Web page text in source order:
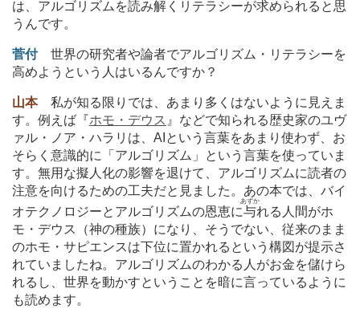
は、アルゴリズムを読み解くリテラシーが求められると思
うんです。
菅付世界の研究者や論者でアルゴリズム・リテラシーを
高めようという人はいるんですか？
山本私が知る限りでは、あまり多くはないように見えま
す。例えば『ホモ・デウス 』などで知られる歴史家のユヴ
ァル・ノア・ハラリは、AIという言葉をあまり使わず、お
そらく意識的に「アルゴリズム」という言葉を使っていま
す。無用な擬人化の影響を退けて、アルゴリズムに読者の
注意を向けるための工夫だと見ました。あの本では、バイ
オテクノロジーとアルゴリズムの恩恵に与
あずか
れる人間がホ
モ・デウス（神の種族）になり、そうでない、従来のまま
のホモ・サピエンスは下位に置かれるという構図が提示さ
れていましたね。アルゴリズムのわかる人がお金を儲けら
れるし、世界を動かすということを暗に言っているように
も読めます。